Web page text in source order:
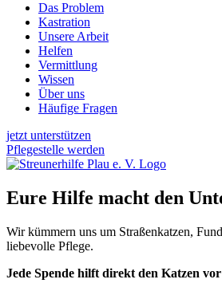
Das Problem
Kastration
Unsere Arbeit
Helfen
Vermittlung
Wissen
Über uns
Häufige Fragen
jetzt unterstützen
Pflegestelle werden
Eure Hilfe macht den
Wir kümmern uns um Straßenkatzen,
liebevolle Pflege.
Jede Spende hilft direkt den Katzen